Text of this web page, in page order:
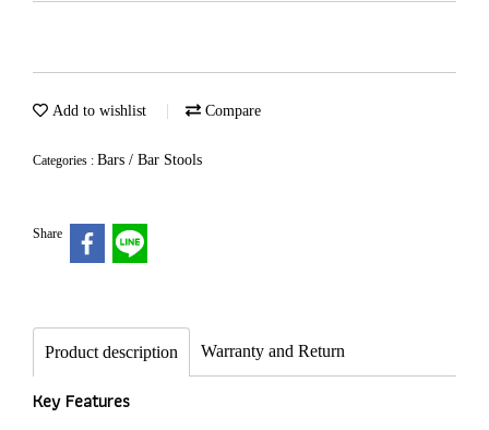
Add to wishlist Compare
Categories : Bars / Bar Stools
Share
Product description Warranty and Return
Key Features